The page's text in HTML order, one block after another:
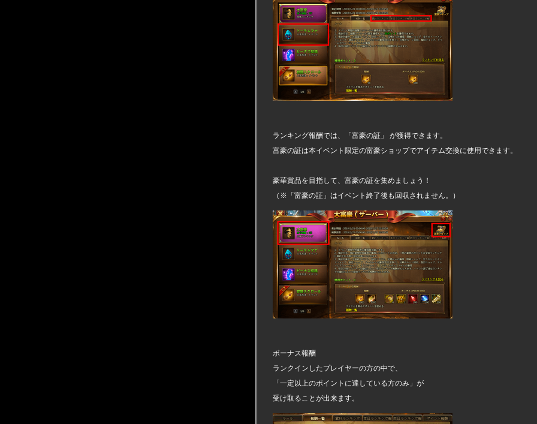
ランキング報酬では、「富豪の証」 が獲得できます。
富豪の証は本イベント限定の富豪ショップでアイテム交換に使用できます。
豪華賞品を目指して、富豪の証を集めましょう！
（※「富豪の証」はイベント終了後も回収されません。）
ボーナス報酬
ランクインしたプレイヤーの方の中で、
「一定以上のポイントに達している方のみ」が
受け取ることが出来ます。